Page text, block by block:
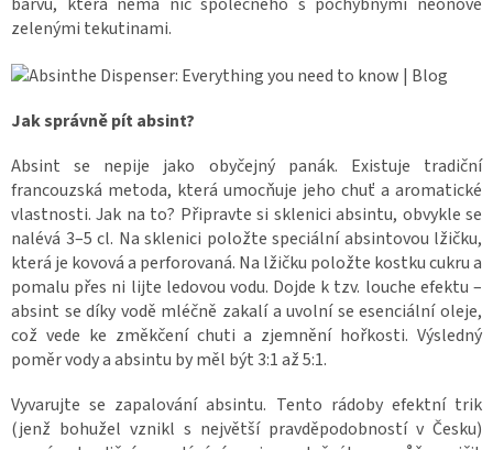
barvu, která nemá nic společného s pochybnými neonově
zelenými tekutinami.
Jak správně pít absint?
Absint se nepije jako obyčejný panák. Existuje tradiční
francouzská metoda, která umocňuje jeho chuť a aromatické
vlastnosti. Jak na to? Připravte si sklenici absintu, obvykle se
nalévá 3–5 cl. Na sklenici položte speciální absintovou lžičku,
která je kovová a perforovaná. Na lžičku položte kostku cukru a
pomalu přes ni lijte ledovou vodu. Dojde k tzv. louche efektu –
absint se díky vodě mléčně zakalí a uvolní se esenciální oleje,
což vede ke změkčení chuti a zjemnění hořkosti. Výsledný
poměr vody a absintu by měl být 3:1 až 5:1.
Vyvarujte se zapalování absintu. Tento rádoby efektní trik
(jenž bohužel vznikl s největší pravděpodobností v Česku)